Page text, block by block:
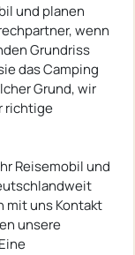
und planen
wenn
Grundriss
das Camping
Grund, wir
richtige
Reisemobil und
mit uns Kontakt
unsere